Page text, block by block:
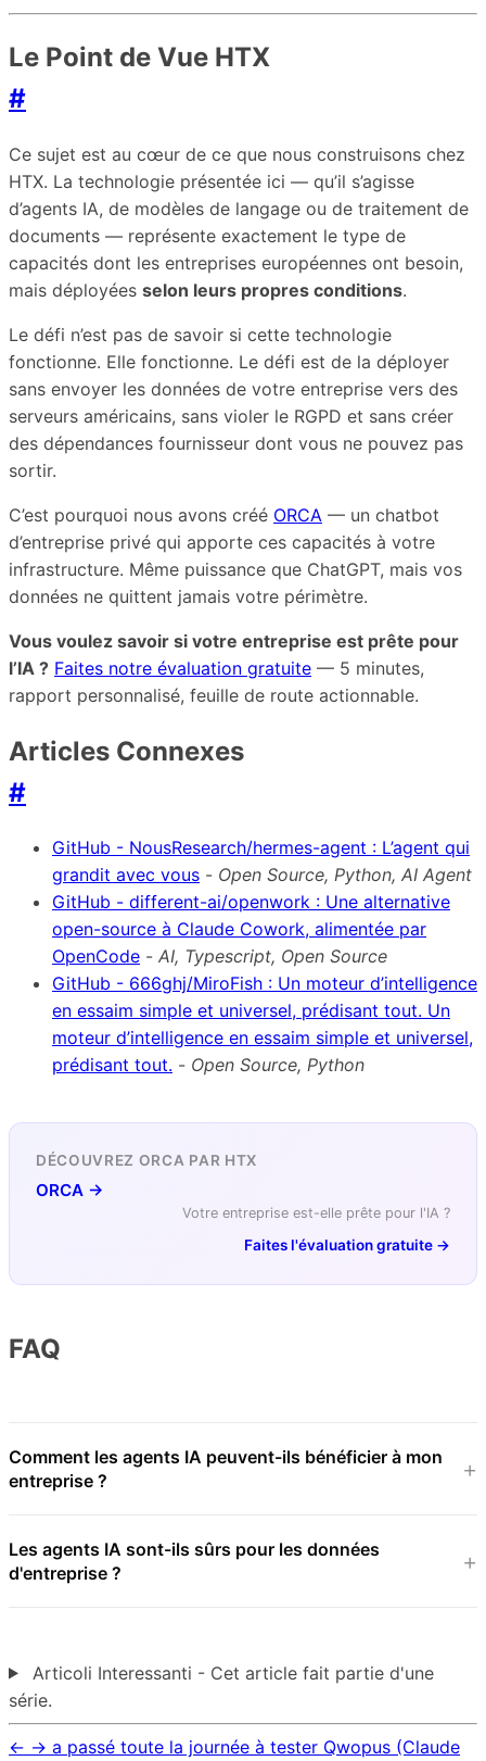
Le Point de Vue HTX
#
Ce sujet est au cœur de ce que nous construisons chez
HTX. La technologie présentée ici — qu’il s’agisse
d’agents IA, de modèles de langage ou de traitement de
documents — représente exactement le type de
capacités dont les entreprises européennes ont besoin,
mais déployées selon leurs propres conditions.
Le défi n’est pas de savoir si cette technologie
fonctionne. Elle fonctionne. Le défi est de la déployer
sans envoyer les données de votre entreprise vers des
serveurs américains, sans violer le RGPD et sans créer
des dépendances fournisseur dont vous ne pouvez pas
sortir.
C’est pourquoi nous avons créé ORCA — un chatbot
d’entreprise privé qui apporte ces capacités à votre
infrastructure. Même puissance que ChatGPT, mais vos
données ne quittent jamais votre périmètre.
Vous voulez savoir si votre entreprise est prête pour
l’IA ? Faites notre évaluation gratuite — 5 minutes,
rapport personnalisé, feuille de route actionnable.
Articles Connexes
#
GitHub - NousResearch/hermes-agent : L’agent qui
grandit avec vous - Open Source, Python, AI Agent
GitHub - different-ai/openwork : Une alternative
open-source à Claude Cowork, alimentée par
OpenCode - AI, Typescript, Open Source
GitHub - 666ghj/MiroFish : Un moteur d’intelligence
en essaim simple et universel, prédisant tout. Un
moteur d’intelligence en essaim simple et universel,
prédisant tout. - Open Source, Python
DÉCOUVREZ ORCA PAR HTX
ORCA →
Votre entreprise est-elle prête pour l'IA ?
Faites l'évaluation gratuite →
FAQ
Comment les agents IA peuvent-ils bénéficier à mon
entreprise ?
Les agents IA sont-ils sûrs pour les données
d'entreprise ?
Articoli Interessanti - Cet article fait partie d'une
série.
← → a passé toute la journée à tester Qwopus (Claude